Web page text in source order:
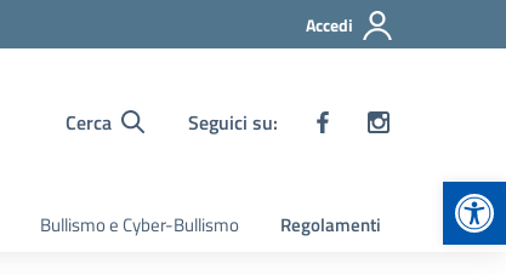
Accedi
Cerca Seguici su:
Bullismo e Cyber-Bullismo Regolamenti